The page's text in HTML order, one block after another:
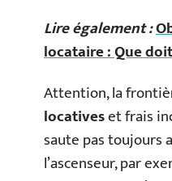
Lire également :
locataire : Que
Attention, la
locativeset frais
saute pas toujours
l’ascenseur, par